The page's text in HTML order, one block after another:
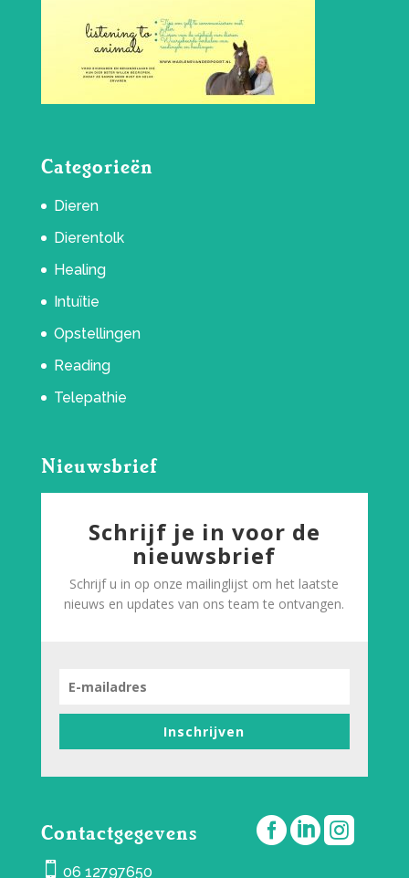
Categorieën
Dieren
Dierentolk
Healing
Intuïtie
Opstellingen
Reading
Telepathie
Nieuwsbrief
Schrijf je in voor de
nieuwsbrief
Schrijf u in op onze mailinglijst om het laatste
nieuws en updates van ons team te ontvangen.
Inschrijven
Contactgegevens
 06 12797650
